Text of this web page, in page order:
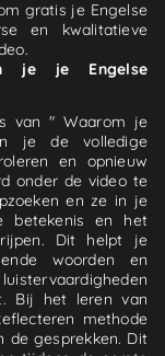
gratis je Engelse
en kwalitatieve
je je Engelse
van " Waarom je
je de volledige
en opnieuw
onder de video te
en ze in je
betekenis en het
Dit helpt je
woorden en
Bij het leren van
methode
de gesprekken. Dit